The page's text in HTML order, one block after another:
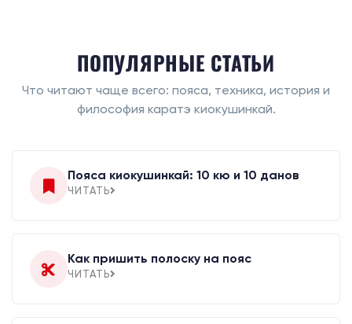
ПОПУЛЯРНЫЕ СТАТЬИ
Что читают чаще всего: пояса, техника, история и
философия каратэ киокушинкай.
Пояса киокушинкай: 10 кю и 10 данов
ЧИТАТЬ
Как пришить полоску на пояс
ЧИТАТЬ